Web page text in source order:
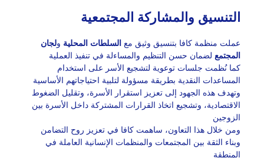
التنسيق والمشاركة المجتمعية
عملت منظمة كافا بتنسيق وثيق مع السلطات المحلية ولجان
المجتمع لضمان حسن التنظيم والمساءلة في تنفيذ العملية
كما نُظمت جلسات توعوية لتشجيع الأسر على استخدام
المساعدات النقدية بطريقة مسؤولة لتلبية احتياجاتهم الأساسية
وتهدف هذه الجهود إلى تعزيز استقرار الأسرة، وتقليل الضغوط
الاقتصادية، وتشجيع اتخاذ القرارات المشتركة داخل الأسرة بين
الزوجين
ومن خلال هذا التعاون، ساهمت كافا في تعزيز روح التضامن
وبناء الثقة بين المجتمعات والمنظمات الإنسانية العاملة في
المنطقة